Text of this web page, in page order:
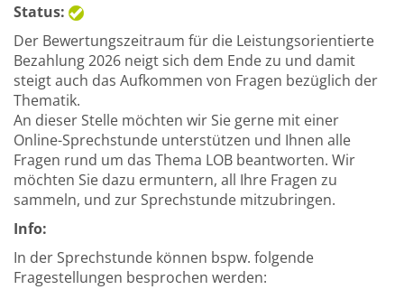
Status:
Der Bewertungszeitraum für die Leistungsorientierte
Bezahlung 2026 neigt sich dem Ende zu und damit
steigt auch das Aufkommen von Fragen bezüglich der
Thematik.
An dieser Stelle möchten wir Sie gerne mit einer
Online-Sprechstunde unterstützen und Ihnen alle
Fragen rund um das Thema LOB beantworten. Wir
möchten Sie dazu ermuntern, all Ihre Fragen zu
sammeln, und zur Sprechstunde mitzubringen.
Info:
In der Sprechstunde können bspw. folgende
Fragestellungen besprochen werden: